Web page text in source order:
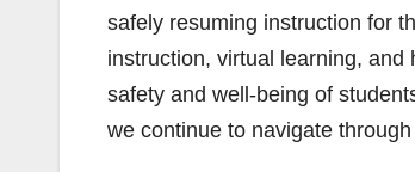
safely resuming instruction for
instruction, virtual learning,
safety and well-being of
we continue to navigate